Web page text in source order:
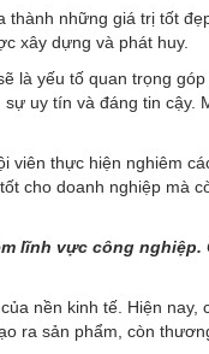
những giá trị tốt
xây dựng và phát huy.
là yếu tố quan trọng
uy tín và đáng tin cậy.
viên thực hiện nghiêm
cho doanh nghiệp mà
lĩnh vực công nghiệp.
nền kinh tế. Hiện nay,
ra sản phẩm, còn